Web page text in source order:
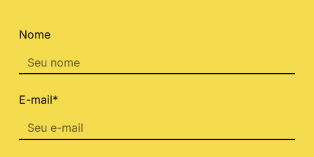
Nome
E-mail*